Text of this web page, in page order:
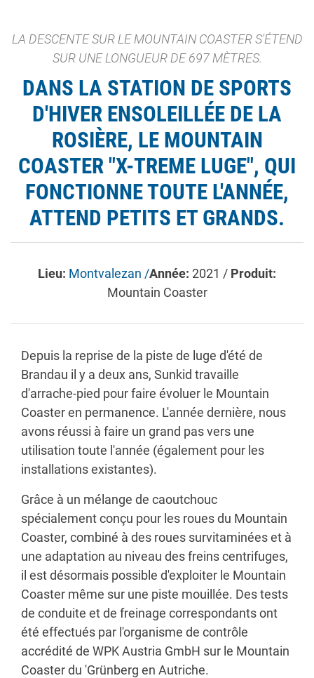
LA DESCENTE SUR LE MOUNTAIN COASTER S'ÉTEND
SUR UNE LONGUEUR DE 697 MÈTRES.
DANS LA STATION DE SPORTS
D'HIVER ENSOLEILLÉE DE LA
ROSIÈRE, LE MOUNTAIN
COASTER "X-TREME LUGE", QUI
FONCTIONNE TOUTE L'ANNÉE,
ATTEND PETITS ET GRANDS.
Lieu: Montvalezan /Année: 2021 / Produit:
Mountain Coaster
Depuis la reprise de la piste de luge d'été de
Brandau il y a deux ans, Sunkid travaille
d'arrache-pied pour faire évoluer le Mountain
Coaster en permanence. L'année dernière, nous
avons réussi à faire un grand pas vers une
utilisation toute l'année (également pour les
installations existantes).
Grâce à un mélange de caoutchouc
spécialement conçu pour les roues du Mountain
Coaster, combiné à des roues survitaminées et à
une adaptation au niveau des freins centrifuges,
il est désormais possible d'exploiter le Mountain
Coaster même sur une piste mouillée. Des tests
de conduite et de freinage correspondants ont
été effectués par l'organisme de contrôle
accrédité de WPK Austria GmbH sur le Mountain
Coaster du 'Grünberg en Autriche.